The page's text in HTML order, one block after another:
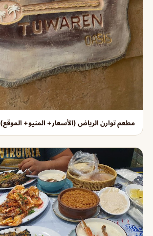
مطعم توارن الرياض (الأسعار+ المنيو+ الموقع)